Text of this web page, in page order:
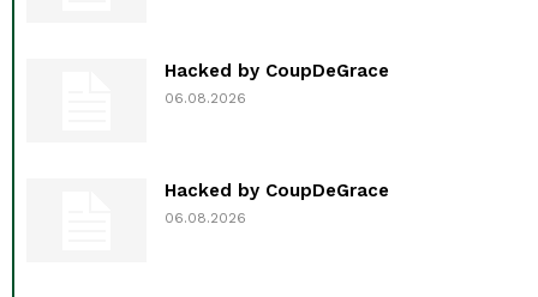
Hacked by CoupDeGrace
06.08.2026
Hacked by CoupDeGrace
06.08.2026